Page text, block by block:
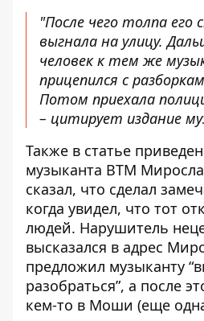
"После чего толпа его
выгнала на улицу.
человек к тем же
прицепился с
Потом приехала
– цитирует издание
Также в статье
музыканта BTM
сказал, что сделал
когда увидел, что тот
людей. Нарушитель
высказался в адрес
предложил музыканту
разобраться”, а после
кем-то в Моши (еще одна